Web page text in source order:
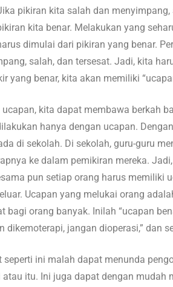
pikiran kita salah dan
kita benar. Melakukan yang
dimulai dari pikiran yang benar.
salah, dan tersesat. Jadi, kita
yang benar, kita akan memiliki
kita dapat membawa berkah
hanya dengan ucapan.
di sekolah. Di sekolah, guru-guru
ke dalam pemikiran mereka.
pun setiap orang harus memiliki
Ucapan yang melukai orang
bagi orang banyak. Inilah “ucapan
dikemoterapi, jangan dioperasi,” dan
seperti ini malah dapat menunda
itu. Ini juga dapat dengan mudah